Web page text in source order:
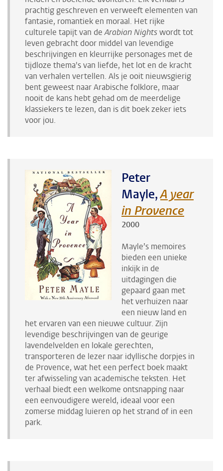
prachtig geschreven en verweeft elementen van
fantasie, romantiek en moraal. Het rijke
culturele tapijt van deArabian Nightswordt tot
leven gebracht door middel van levendige
beschrijvingen en kleurrijke personages met de
tijdloze thema's van liefde, het lot en de kracht
van verhalen vertellen. Als je ooit nieuwsgierig
bent geweest naar Arabische folklore, maar
nooit de kans hebt gehad om de meerdelige
klassiekers te lezen, dan is dit boek zeker iets
voor jou.
Peter
Mayle,A year
in Provence
2000
Mayle’s memoires
bieden een unieke
inkijk in de
uitdagingen die
gepaard gaan met
het verhuizen naar
een nieuw land en
het ervaren van een nieuwe cultuur. Zijn
levendige beschrijvingen van de geurige
lavendelvelden en lokale gerechten,
transporteren de lezer naar idyllische dorpjes in
de Provence, wat het een perfect boek maakt
ter afwisseling van academische teksten. Het
verhaal biedt een welkome ontsnapping naar
een eenvoudigere wereld, ideaal voor een
zomerse middag luieren op het strand of in een
park.